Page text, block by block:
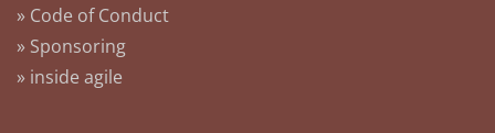
» Code of Conduct
» Sponsoring
» inside agile